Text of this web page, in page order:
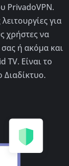
PrivadoVPN.
για
χρήστες να
ή ακόμα και
TV. Είναι το